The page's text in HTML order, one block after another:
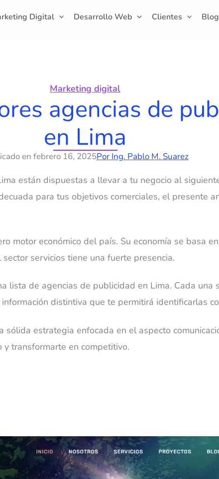
Digital Desarrollo Web Clientes Blog
Marketing digital
agencias de
en Lima
en febrero 16, 2025PorIng. Pablo M. Suarez
están dispuestas a llevar a tu negocio al
para tus objetivos comerciales, el presente
motor económico del país. Su economía se basa
servicios tiene una fuerte presencia.
lista de agencias de publicidad en Lima. Cada una
distintiva que te permitirá identificarlas
sólida estrategia enfocada en el aspecto
transformarte en competitivo.